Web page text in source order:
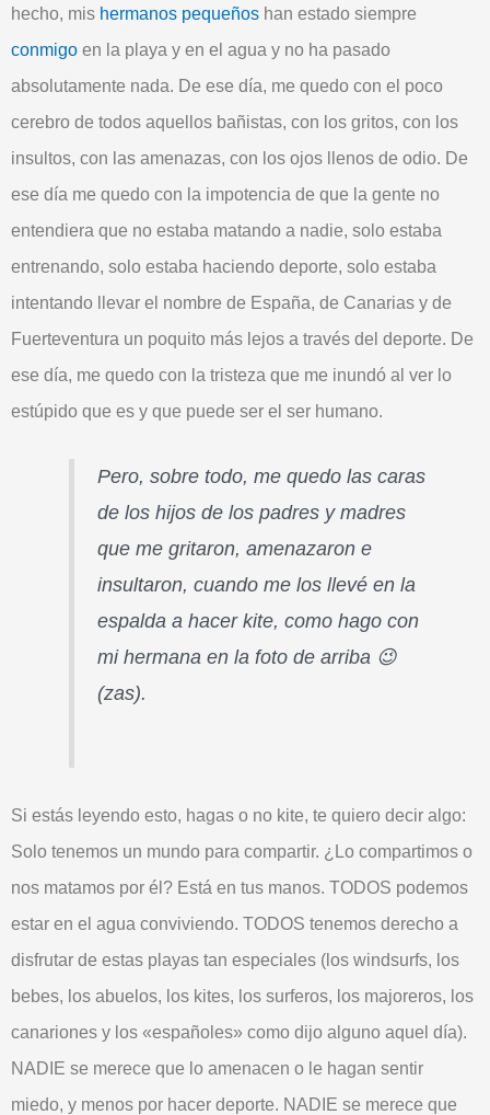
hecho, mis hermanos pequeños han estado siempre
conmigo en la playa y en el agua y no ha pasado
absolutamente nada. De ese día, me quedo con el poco
cerebro de todos aquellos bañistas, con los gritos, con los
insultos, con las amenazas, con los ojos llenos de odio. De
ese día me quedo con la impotencia de que la gente no
entendiera que no estaba matando a nadie, solo estaba
entrenando, solo estaba haciendo deporte, solo estaba
intentando llevar el nombre de España, de Canarias y de
Fuerteventura un poquito más lejos a través del deporte. De
ese día, me quedo con la tristeza que me inundó al ver lo
estúpido que es y que puede ser el ser humano.
Pero, sobre todo, me quedo las caras
de los hijos de los padres y madres
que me gritaron, amenazaron e
insultaron, cuando me los llevé en la
espalda a hacer kite, como hago con
mi hermana en la foto de arriba 😉
(zas).
Si estás leyendo esto, hagas o no kite, te quiero decir algo:
Solo tenemos un mundo para compartir. ¿Lo compartimos o
nos matamos por él? Está en tus manos. TODOS podemos
estar en el agua conviviendo. TODOS tenemos derecho a
disfrutar de estas playas tan especiales (los windsurfs, los
bebes, los abuelos, los kites, los surferos, los majoreros, los
canariones y los «españoles» como dijo alguno aquel día).
NADIE se merece que lo amenacen o le hagan sentir
miedo, y menos por hacer deporte. NADIE se merece que